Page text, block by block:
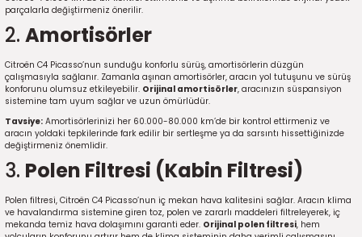
Spacetourer
parçalarla değiştirmeniz önerilir.
2. Amortisörler
Citroën C4 Picasso’nun sunduğu konforlu sürüş, amortisörlerin düzgün
çalışmasıyla sağlanır. Zamanla aşınan amortisörler, aracın yol tutuşunu ve sürüş
konforunu olumsuz etkileyebilir. Orijinal amortisörler, aracınızın süspansiyon
sistemine tam uyum sağlar ve uzun ömürlüdür.
Tavsiye: Amortisörlerinizi her 60.000-80.000 km’de bir kontrol ettirmeniz ve
aracın yoldaki tepkilerinde fark edilir bir sertleşme ya da sarsıntı hissettiğinizde
değiştirmeniz önemlidir.
3. Polen Filtresi (Kabin Filtresi)
Polen filtresi, Citroën C4 Picasso’nun iç mekan hava kalitesini sağlar. Aracın klima
ve havalandırma sistemine giren toz, polen ve zararlı maddeleri filtreleyerek, iç
mekanda temiz hava dolaşımını garanti eder. Orijinal polen filtresi, hem